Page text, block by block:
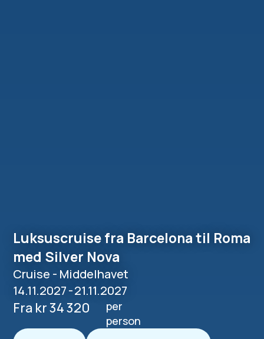
Luksuscruise fra Barcelona til Roma
med Silver Nova
Cruise - Middelhavet
14.11.2027-21.11.2027
Fra kr 34 320
per
person